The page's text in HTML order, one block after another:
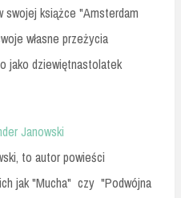
swojej książce "Amsterdam
własne przeżycia
jako dziewiętnastolatek
Janowski
to autor powieści
jak "Mucha" czy "Podwójna